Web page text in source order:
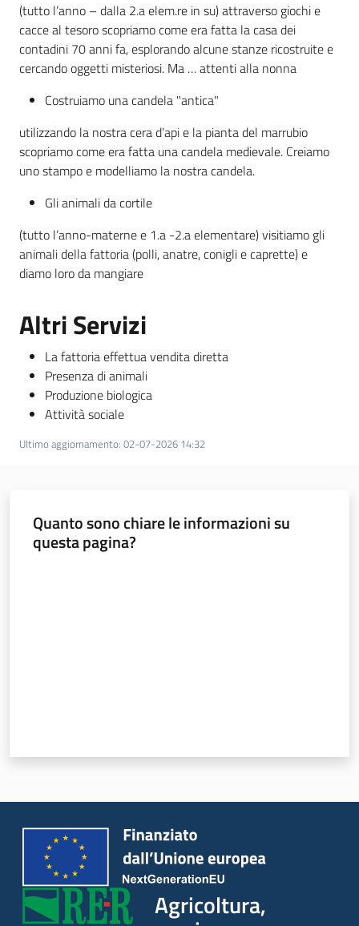
(tutto l’anno – dalla 2.a elem.re in su) attraverso giochi e
cacce al tesoro scopriamo come era fatta la casa dei
contadini 70 anni fa, esplorando alcune stanze ricostruite e
cercando oggetti misteriosi. Ma … attenti alla nonna
Costruiamo una candela "antica"
utilizzando la nostra cera d’api e la pianta del marrubio
scopriamo come era fatta una candela medievale. Creiamo
uno stampo e modelliamo la nostra candela.
Gli animali da cortile
(tutto l’anno-materne e 1.a -2.a elementare) visitiamo gli
animali della fattoria (polli, anatre, conigli e caprette) e
diamo loro da mangiare
Altri Servizi
La fattoria effettua vendita diretta
Presenza di animali
Produzione biologica
Attività sociale
Ultimo aggiornamento: 02-07-2026 14:32
Quanto sono chiare le informazioni su
questa pagina?
Agricoltura,